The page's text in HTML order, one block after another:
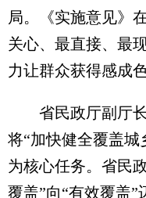
局。《实施意见》
关心、最直接、最
力让群众获得感成
省民政厅副厅长
将“加快健全覆盖城
为核心任务。省民
覆盖”向“有效覆盖